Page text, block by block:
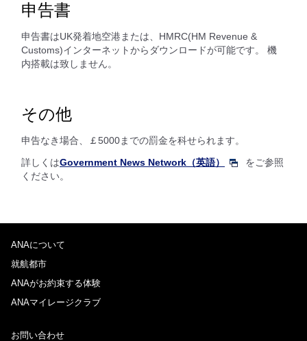
申告書
申告書はUK発着地空港または、HMRC(HM Revenue &
Customs)インターネットからダウンロードが可能です。 機
内搭載は致しません。
その他
申告なき場合、￡5000までの罰金を科せられます。
詳しくはGovernment News Network（英語）
をご参照
ください。
ANAについて
就航都市
ANAがお約束する体験
ANAマイレージクラブ
お問い合わせ